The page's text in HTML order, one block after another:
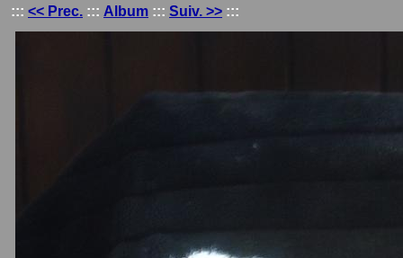
::: << Prec. ::: Album ::: Suiv. >> :::